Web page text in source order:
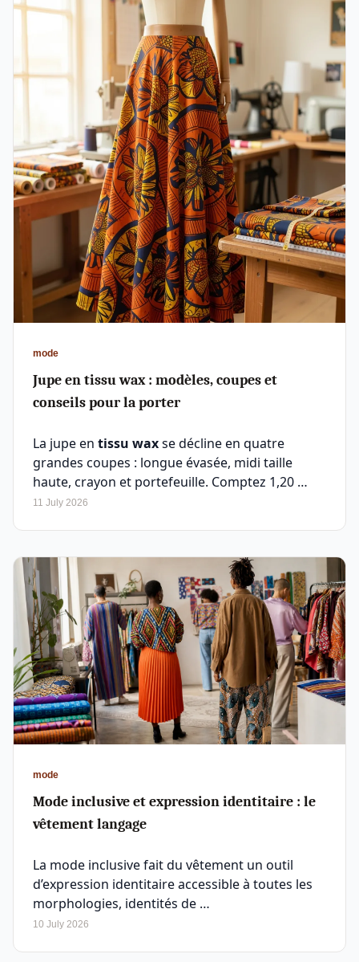
mode
Jupe en tissu wax : modèles, coupes et
conseils pour la porter
La jupe en tissu waxse décline en quatre
grandes coupes : longue évasée, midi taille
haute, crayon et portefeuille. Comptez 1,20 …
11 July 2026
mode
Mode inclusive et expression identitaire : le
vêtement langage
La mode inclusive fait du vêtement un outil
d’expression identitaire accessible à toutes les
morphologies, identités de …
10 July 2026